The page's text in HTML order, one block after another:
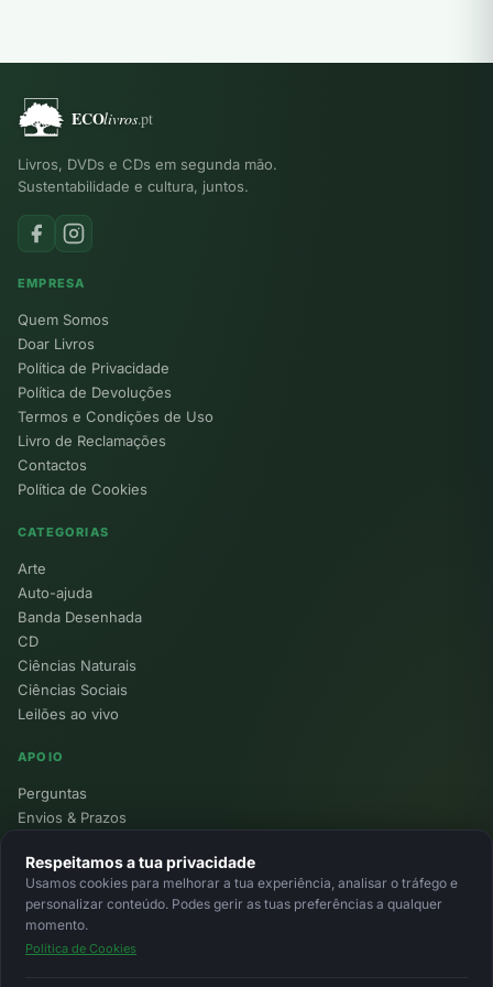
Livros, DVDs e CDs em segunda mão.
Sustentabilidade e cultura, juntos.
EMPRESA
Quem Somos
Doar Livros
Política de Privacidade
Política de Devoluções
Termos e Condições de Uso
Livro de Reclamações
Contactos
Política de Cookies
CATEGORIAS
Arte
Auto-ajuda
Banda Desenhada
CD
Ciências Naturais
Ciências Sociais
Leilões ao vivo
APOIO
Perguntas
Envios & Prazos
Devoluções
Minha Conta
© 2026 Ecolivros. Todos os direitos reservados.
Respeitamos a tua privacidade
Usamos cookies para melhorar a tua experiência, analisar o tráfego e
personalizar conteúdo. Podes gerir as tuas preferências a qualquer
momento.
Política de Cookies